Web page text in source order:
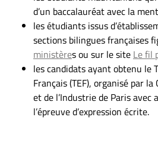
d’un baccalauréat avec la
les étudiants issus
sections bilingues françaises
ministères ou sur le site Le fil
les candidats ayant obtenu le
Français (TEF), organisé par
et de l’Industrie de Paris
l’épreuve d’expression écrite.